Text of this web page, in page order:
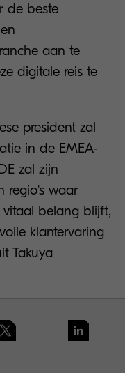
de beste
aan te
digitale reis te
president zal
in de EMEA-
zal zijn
regio's waar
vitaal belang blijft,
klantervaring
Takuya